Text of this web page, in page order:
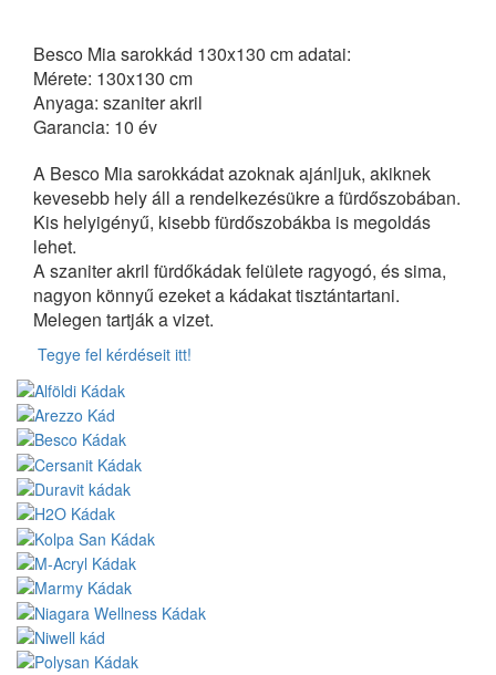
Besco Mia sarokkád 130x130 cm adatai:
Mérete: 130x130 cm
Anyaga: szaniter akril
Garancia: 10 év
A Besco Mia sarokkádat azoknak ajánljuk, akiknek
kevesebb hely áll a rendelkezésükre a fürdőszobában.
Kis helyigényű, kisebb fürdőszobákba is megoldás
lehet.
A szaniter akril fürdőkádak felülete ragyogó, és sima,
nagyon könnyű ezeket a kádakat tisztántartani.
Melegen tartják a vizet.
Tegye fel kérdéseit itt!